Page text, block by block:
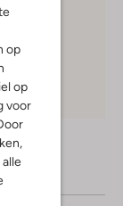
op
op
voor